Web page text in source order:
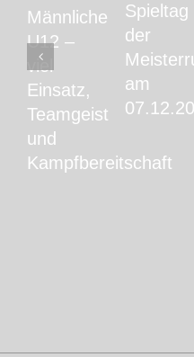
Männliche
U12 –
viel
Einsatz,
Teamgeist
und
Kampfbereitschaft
Spieltag
der
am